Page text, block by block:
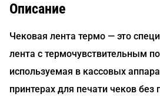
Описание
Чековая лента термо — это
лента с термочувствительным
используемая в кассовых
принтерах для печати чеков без